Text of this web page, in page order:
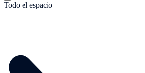
Todo el espacio